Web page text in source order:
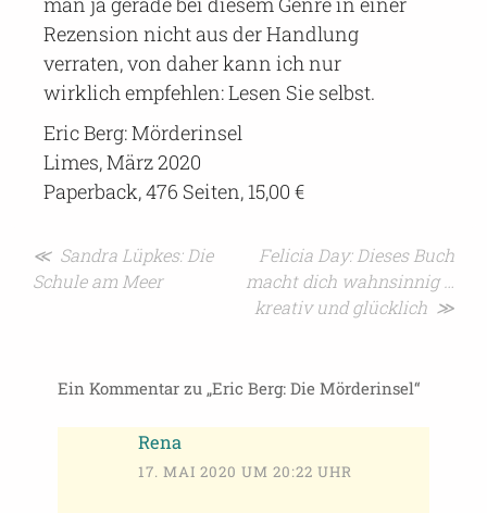
Rezension nicht aus der Handlung
verraten, von daher kann ich nur
wirklich empfehlen: Lesen Sie selbst.
Eric Berg: Mörderinsel
Limes, März 2020
Paperback, 476 Seiten, 15,00 €
Beitragsnavigation
≪ Sandra Lüpkes: Die
Schule am Meer
Felicia Day: Dieses Buch
macht dich wahnsinnig …
kreativ und glücklich ≫
Ein Kommentar zu „Eric Berg: Die Mörderinsel“
Rena
17. MAI 2020 UM 20:22 UHR